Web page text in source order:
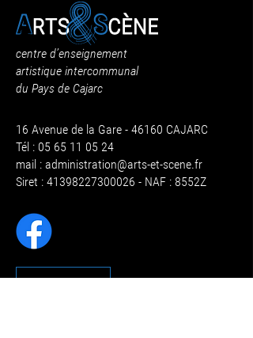
centre d’enseignement
artistique intercommunal
du Pays de Cajarc
16 Avenue de la Gare - 46160 CAJARC
Tél : 05 65 11 05 24
mail : administration@arts-et-scene.fr
Siret : 41398227300026 - NAF : 8552Z